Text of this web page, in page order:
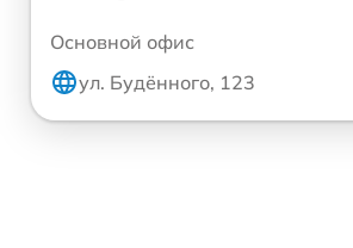
Основной офис
ул. Будённого, 123